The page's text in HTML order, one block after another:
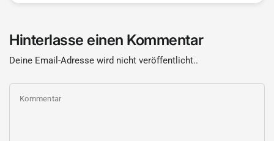
Hinterlasse einen Kommentar
Deine Email-Adresse wird nicht veröffentlicht..
Kommentar